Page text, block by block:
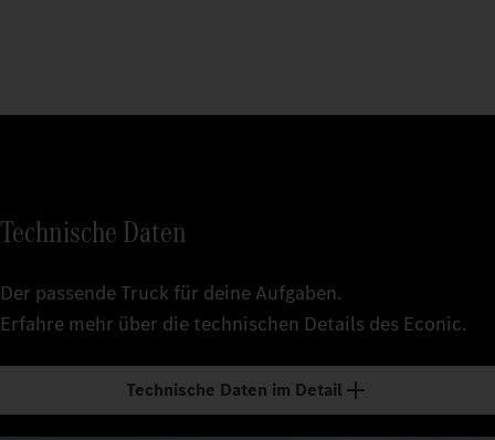
Technische Daten
Der passende Truck für deine Aufgaben.
Erfahre mehr über die technischen Details des Econic.
Technische Daten im Detail